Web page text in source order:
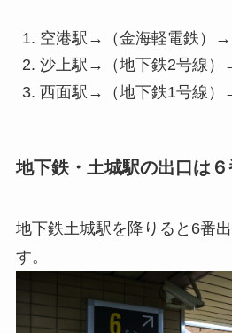
空港駅→（金海軽電鉄）→
沙上駅→（地下鉄2号線）
西面駅→（地下鉄1号線）
地下鉄・土城駅の出口は６
地下鉄土城駅を降りると6番
す。